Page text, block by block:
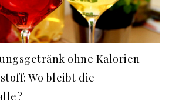
ohne Kalorien
Wo bleibt die